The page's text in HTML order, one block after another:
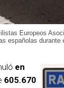
Europeos
españolas durante
en
605.670